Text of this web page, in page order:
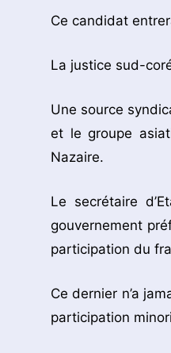
Ce candidat
La justice sud-
Une source
et le groupe
Nazaire.
Le secrétaire
gouvernement
participation du
Ce dernier n’a
participation